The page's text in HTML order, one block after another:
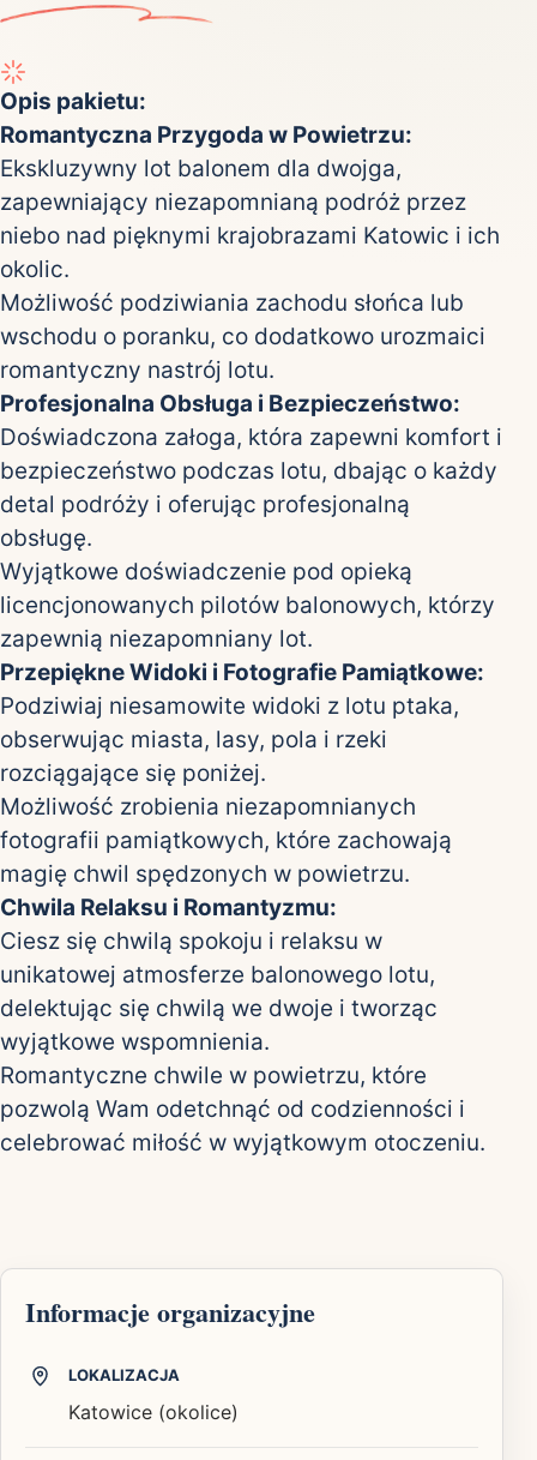
Opis pakietu:
Romantyczna Przygoda w Powietrzu:
Ekskluzywny lot balonem dla dwojga,
zapewniający niezapomnianą podróż przez
niebo nad pięknymi krajobrazami Katowic i ich
okolic.
Możliwość podziwiania zachodu słońca lub
wschodu o poranku, co dodatkowo urozmaici
romantyczny nastrój lotu.
Profesjonalna Obsługa i Bezpieczeństwo:
Doświadczona załoga, która zapewni komfort i
bezpieczeństwo podczas lotu, dbając o każdy
detal podróży i oferując profesjonalną
obsługę.
Wyjątkowe doświadczenie pod opieką
licencjonowanych pilotów balonowych, którzy
zapewnią niezapomniany lot.
Przepiękne Widoki i Fotografie Pamiątkowe:
Podziwiaj niesamowite widoki z lotu ptaka,
obserwując miasta, lasy, pola i rzeki
rozciągające się poniżej.
Możliwość zrobienia niezapomnianych
fotografii pamiątkowych, które zachowają
magię chwil spędzonych w powietrzu.
Chwila Relaksu i Romantyzmu:
Ciesz się chwilą spokoju i relaksu w
unikatowej atmosferze balonowego lotu,
delektując się chwilą we dwoje i tworząc
wyjątkowe wspomnienia.
Romantyczne chwile w powietrzu, które
pozwolą Wam odetchnąć od codzienności i
celebrować miłość w wyjątkowym otoczeniu.
Informacje organizacyjne
LOKALIZACJA
Katowice (okolice)